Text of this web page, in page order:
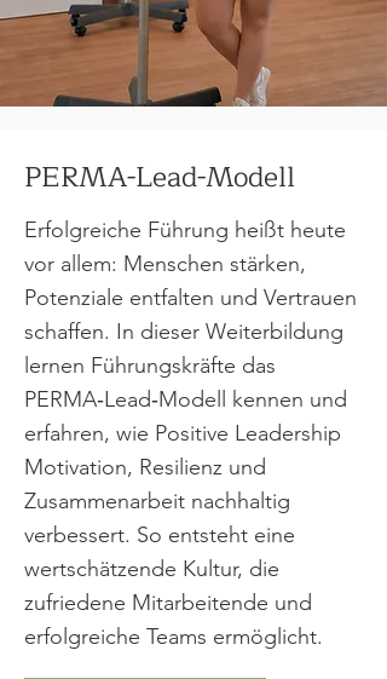
PERMA-Lead-Modell
Erfolgreiche Führung heißt heute
vor allem: Menschen stärken,
Potenziale entfalten und Vertrauen
schaffen. In dieser Weiterbildung
lernen Führungskräfte das
PERMA‑Lead‑Modell kennen und
erfahren, wie Positive Leadership
Motivation, Resilienz und
Zusammenarbeit nachhaltig
verbessert. So entsteht eine
wertschätzende Kultur, die
zufriedene Mitarbeitende und
erfolgreiche Teams ermöglicht.